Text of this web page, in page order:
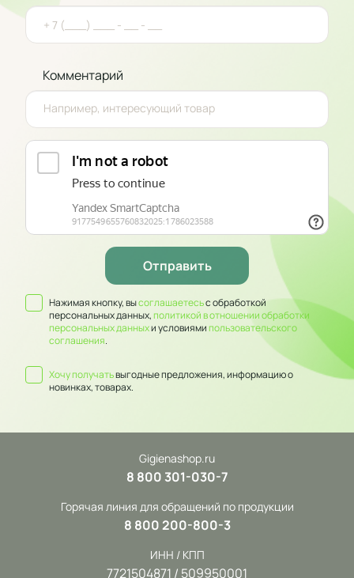
Комментарий
Нажимая кнопку, высоглашаетесьс обработкой
персональных данных,политикой в отношении обработки
персональных данныхи условиямипользовательского
соглашения.
Хочу получатьвыгодные предложения, информацию о
новинках, товарах.
Gigienashop.ru
8 800 301-030-7
Горячая линия для обращений по продукции
8 800 200-800-3
ИНН / КПП
7721504871 / 509950001